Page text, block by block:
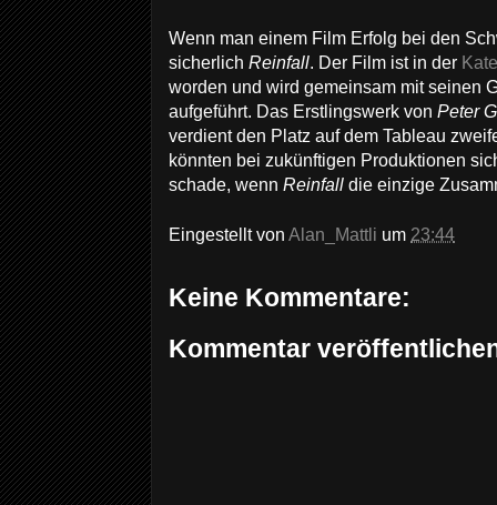
Wenn man einem Film Erfolg bei den
sicherlich Reinfall. Der Film ist in der
worden und wird gemeinsam mit seinen
aufgeführt. Das Erstlingswerk von Peter
verdient den Platz auf dem Tableau
könnten bei zukünftigen Produktionen
schade, wenn Reinfall die einzige
Eingestellt von Alan_Mattli um 23:44
Keine Kommentare:
Kommentar